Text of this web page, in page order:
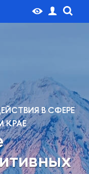
В СФЕРЕ
КРАЕ